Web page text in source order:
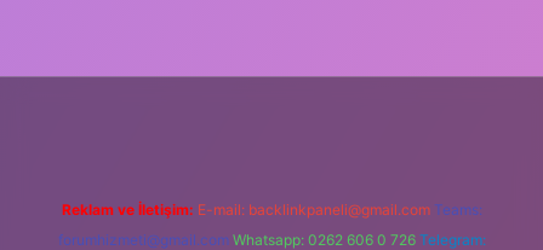
Reklam ve İletişim: E-mail: backlinkpaneli@gmail.com Teams:
forumhizmeti@gmail.com Whatsapp: 0262 606 0 726 Telegram: